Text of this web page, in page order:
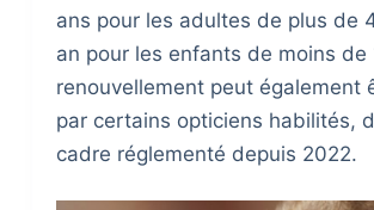
ans pour les adultes de plus de
an pour les enfants de moins de
renouvellement peut également
par certains opticiens habilités,
cadre réglementé depuis 2022.